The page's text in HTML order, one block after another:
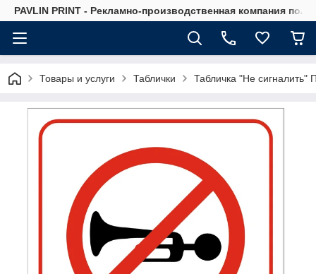
PAVLIN PRINT - Рекламно-производственная компания
Товары и услуги Таблички Табличка "Не